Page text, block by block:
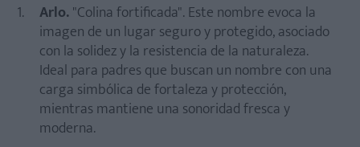
Arlo."Colina fortificada". Este nombre evoca la
imagen de un lugar seguro y protegido, asociado
con la solidez y la resistencia de la naturaleza.
Ideal para padres que buscan un nombre con una
carga simbólica de fortaleza y protección,
mientras mantiene una sonoridad fresca y
moderna.